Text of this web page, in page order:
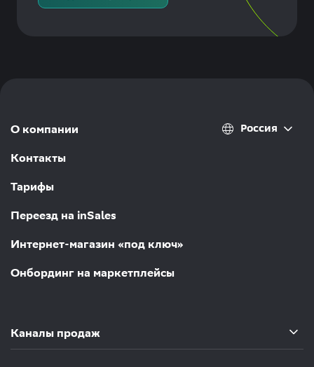
О компании
Контакты
Тарифы
Переезд на inSales
Интернет-магазин «под ключ»
Онбординг на маркетплейсы
Россия
Каналы продаж